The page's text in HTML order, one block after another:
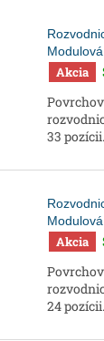
Modulová
Akcia
33 pozícii.
Modulová
Akcia
24 pozícii.